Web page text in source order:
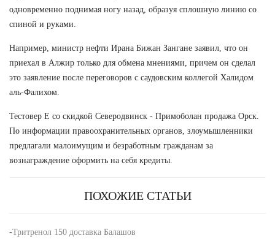
одновременно поднимая ногу назад, образуя сплошную линию со
спиной и руками.
Например, министр нефти Ирана Бижан Зангане заявил, что он
приехал в Алжир только для обмена мнениями, причем он сделал
это заявление после переговоров с саудовским коллегой Халидом
аль-Фалихом.
Тестовер Е со скидкой Северодвинск - Примоболан продажа Орск.
По информации правоохранительных органов, злоумышленники
предлагали малоимущим и безработным гражданам за
вознаграждение оформить на себя кредиты.
ПОХОЖИЕ СТАТЬИ
-Тритренол 150 доставка Балашов